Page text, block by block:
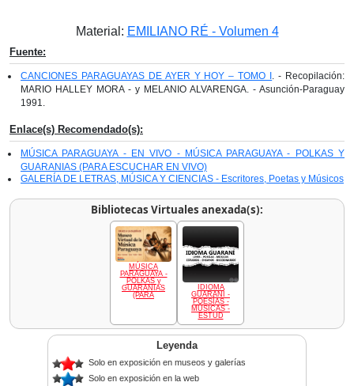
Material: EMILIANO RÉ - Volumen 4
Fuente:
CANCIONES PARAGUAYAS DE AYER Y HOY – TOMO I . - Recopilación:
MARIO HALLEY MORA - y MELANIO ALVARENGA. - Asunción-Paraguay
1991.
Enlace(s) Recomendado(s):
MÚSICA PARAGUAYA - EN VIVO - MÚSICA PARAGUAYA - POLKAS Y
GUARANIAS (PARA ESCUCHAR EN VIVO)
GALERÍA DE LETRAS, MÚSICA Y CIENCIAS - Escritores, Poetas y Músicos
Bibliotecas Virtuales anexada(s):
MÚSICA
PARAGUAYA -
POLKAS y
GUARANIAS
(PARA
IDIOMA
GUARANÍ -
POESÍAS -
MÚSICAS -
ESTUD
Leyenda
Solo en exposición en museos y galerías
Solo en exposición en la web